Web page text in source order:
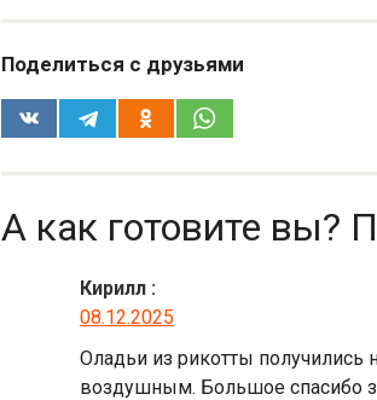
Поделиться с друзьями
А как готовите вы?
Кирилл :
08.12.2025
Оладьи из рикотты получились
воздушным. Большое спасибо